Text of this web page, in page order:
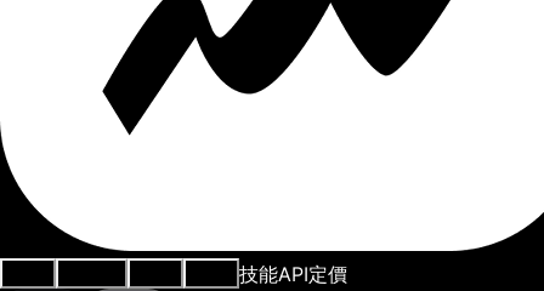
技能API定價